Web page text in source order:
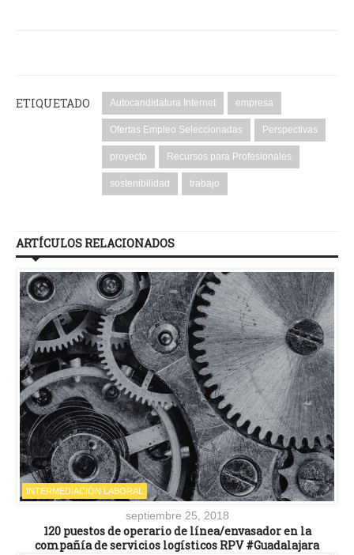
ETIQUETADO Autocandidatura Internet empresa
Ofertas Empleo Seleccionadas Perspectivas
proyecto Recursos para Profesionales
sostenibilidad trabajo
ARTÍCULOS RELACIONADOS
INTERMEDIACIÓN LABORAL
septiembre 25, 2018
120 puestos de operario de línea/envasador en la
compañía de servicios logísticos RPV #Guadalajara